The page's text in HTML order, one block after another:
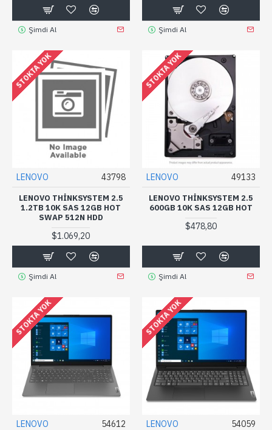
Şimdi Al Şimdi Al
STOKTA YOK
LENOVO 43798
LENOVO THINKSYSTEM 2.5
1.2TB 10K SAS 12GB HOT
SWAP 512N HDD
$1.069,20
Şimdi Al
STOKTA YOK
LENOVO 49133
LENOVO THINKSYSTEM 2.5
600GB 10K SAS 12GB HOT
$478,80
Şimdi Al
STOKTA YOK
LENOVO 54612
STOKTA YOK
LENOVO 54059